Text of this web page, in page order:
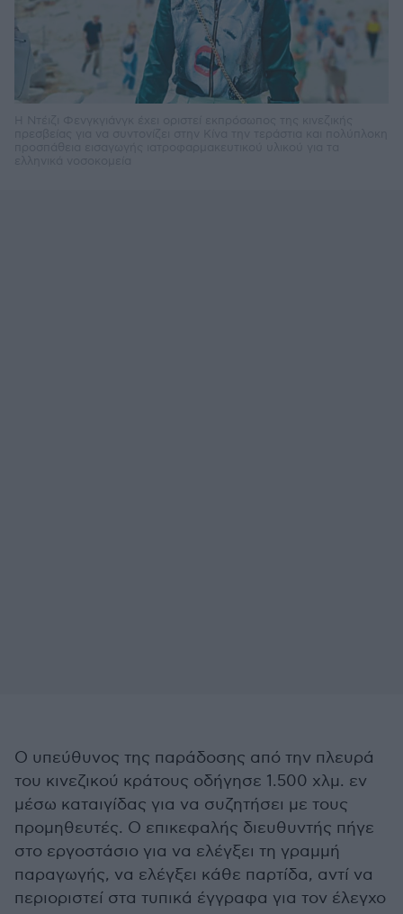
Ο υπεύθυνος της παράδοσης από την πλευρά
του κινεζικού κράτους οδήγησε 1.500 χλμ. εν
μέσω καταιγίδας για να συζητήσει με τους
προμηθευτές. Ο επικεφαλής διευθυντής πήγε
στο εργοστάσιο για να ελέγξει τη γραμμή
παραγωγής, να ελέγξει κάθε παρτίδα, αντί να
περιοριστεί στα τυπικά έγγραφα για τον έλεγχο